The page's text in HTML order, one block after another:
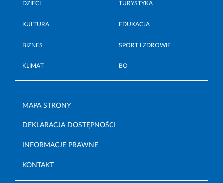
DZIECI TURYSTYKA
KULTURA EDUKACJA
BIZNES SPORT I ZDROWIE
KLIMAT BO
MAPA STRONY
DEKLARACJA DOSTĘPNOŚCI
INFORMACJE PRAWNE
KONTAKT